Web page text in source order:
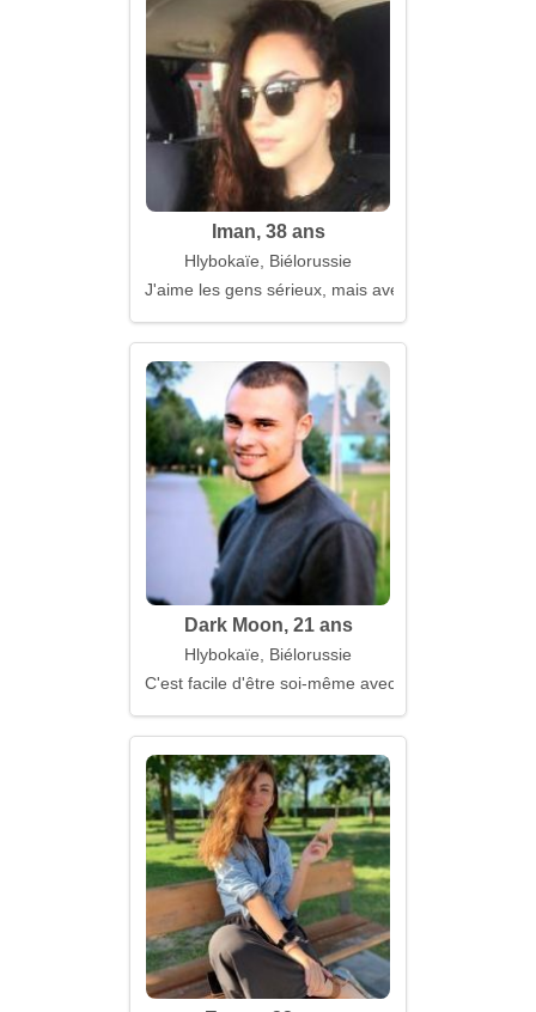
Iman, 38 ans
Hlybokaïe, Biélorussie
J'aime les gens sérieux, mais avec de l'humour
Dark Moon, 21 ans
Hlybokaïe, Biélorussie
C'est facile d'être soi-même avec toi